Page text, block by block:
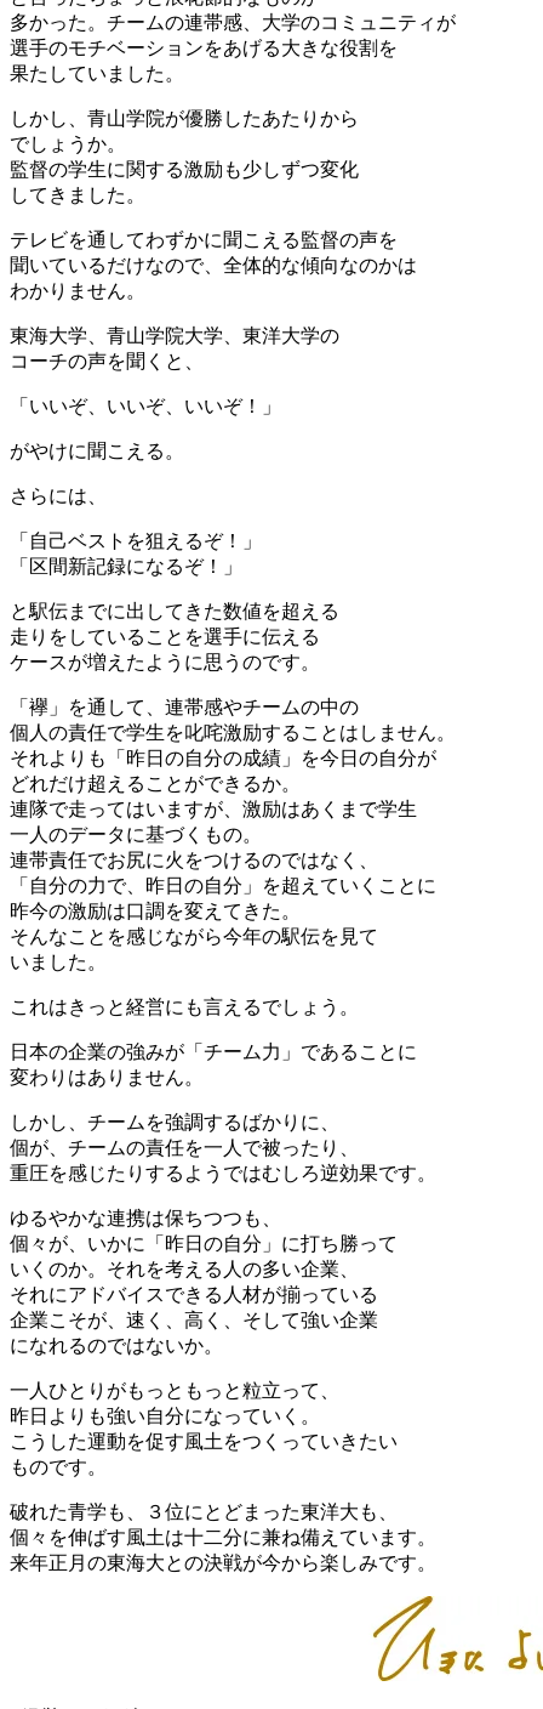
多かった。チームの連帯感、大学のコミュニティが
選手のモチベーションをあげる大きな役割を
果たしていました。
しかし、青山学院が優勝したあたりから
でしょうか。
監督の学生に関する激励も少しずつ変化
してきました。
テレビを通してわずかに聞こえる監督の声を
聞いているだけなので、全体的な傾向なのかは
わかりません。
東海大学、青山学院大学、東洋大学の
コーチの声を聞くと、
「いいぞ、いいぞ、いいぞ！」
がやけに聞こえる。
さらには、
「自己ベストを狙えるぞ！」
「区間新記録になるぞ！」
と駅伝までに出してきた数値を超える
走りをしていることを選手に伝える
ケースが増えたように思うのです。
「襷」を通して、連帯感やチームの中の
個人の責任で学生を叱咤激励することはしません。
それよりも「昨日の自分の成績」を今日の自分が
どれだけ超えることができるか。
連隊で走ってはいますが、激励はあくまで学生
一人のデータに基づくもの。
連帯責任でお尻に火をつけるのではなく、
「自分の力で、昨日の自分」を超えていくことに
昨今の激励は口調を変えてきた。
そんなことを感じながら今年の駅伝を見て
いました。
これはきっと経営にも言えるでしょう。
日本の企業の強みが「チーム力」であることに
変わりはありません。
しかし、チームを強調するばかりに、
個が、チームの責任を一人で被ったり、
重圧を感じたりするようではむしろ逆効果です。
ゆるやかな連携は保ちつつも、
個々が、いかに「昨日の自分」に打ち勝って
いくのか。それを考える人の多い企業、
それにアドバイスできる人材が揃っている
企業こそが、速く、高く、そして強い企業
になれるのではないか。
一人ひとりがもっともっと粒立って、
昨日よりも強い自分になっていく。
こうした運動を促す風土をつくっていきたい
ものです。
破れた青学も、３位にとどまった東洋大も、
個々を伸ばす風土は十二分に兼ね備えています。
来年正月の東海大との決戦が今から楽しみです。